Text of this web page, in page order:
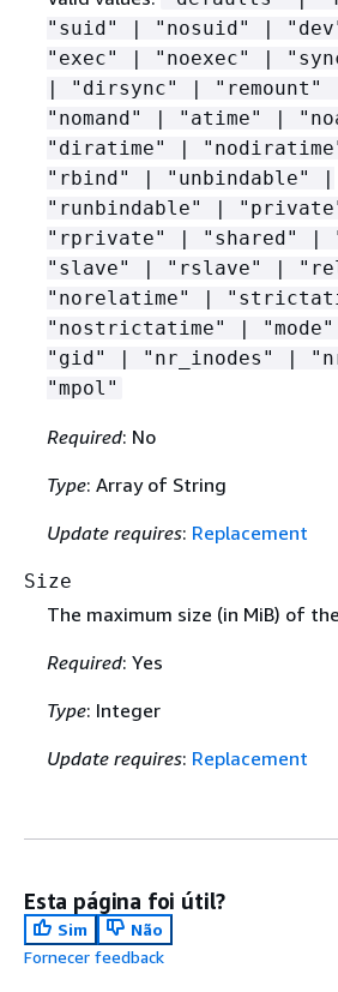
"suid" | "nosuid" |
"exec" | "noexec" |
| "dirsync" | "remount"
"nomand" | "atime" |
"diratime" |
"rbind" | "unbindable" |
"runbindable" |
"rprivate" | "shared" |
"slave" | "rslave" |
"norelatime" |
"nostrictatime" |
"gid" | "nr_inodes" |
"mpol"
Required: No
Type: Array of String
Update requires: Replacement
Size
The maximum size (in MiB) of
Required: Yes
Type: Integer
Update requires: Replacement
Esta página foi útil?
Sim
Não
Fornecer feedback